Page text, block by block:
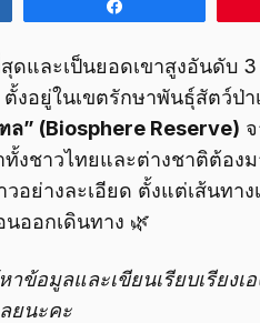
ดและเป็นยอดเขาสูงอันดับ
งอยู่ในเขตรักษาพันธุ์สัตว์ป่า
” (Biosphere Reserve)
งชาวไทยและต่างชาติต้อง
อย่างละเอียด ตั้งแต่เส้นทา
ออกเดินทาง 🌿
ข้อมูลและเขียนเรียบเรียง
ยนะคะ